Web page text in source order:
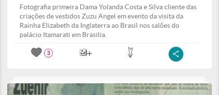
Fotografia primeira Dama Yolanda Costa e Silva cliente das
criações de vestidos Zuzu Angel em evento da visita da
Rainha Elizabeth da Inglaterra ao Brasil nos salões do
palácio Itamarati em Brasilia.
3